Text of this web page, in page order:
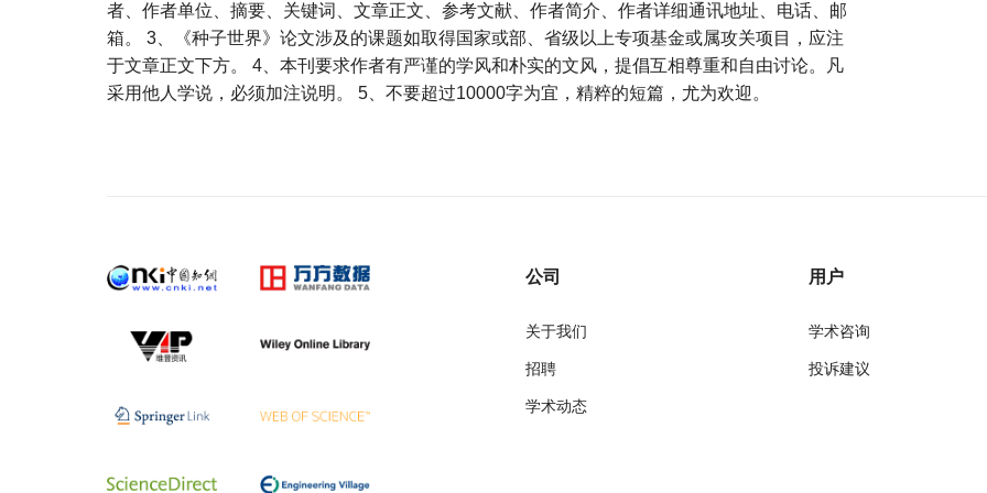
者、作者单位、摘要、关键词、文章正文、参考文献、作者简介、作者详细通讯地址、电话、邮
箱。 3、《种子世界》论文涉及的课题如取得国家或部、省级以上专项基金或属攻关项目，应注
于文章正文下方。 4、本刊要求作者有严谨的学风和朴实的文风，提倡互相尊重和自由讨论。凡
采用他人学说，必须加注说明。 5、不要超过10000字为宜，精粹的短篇，尤为欢迎。
公司
关于我们
招聘
学术动态
用户
学术咨询
投诉建议